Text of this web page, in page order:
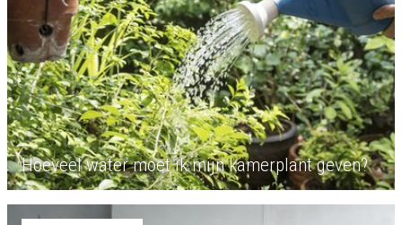
Hoeveel water moet ik mijn kamerplant geven?